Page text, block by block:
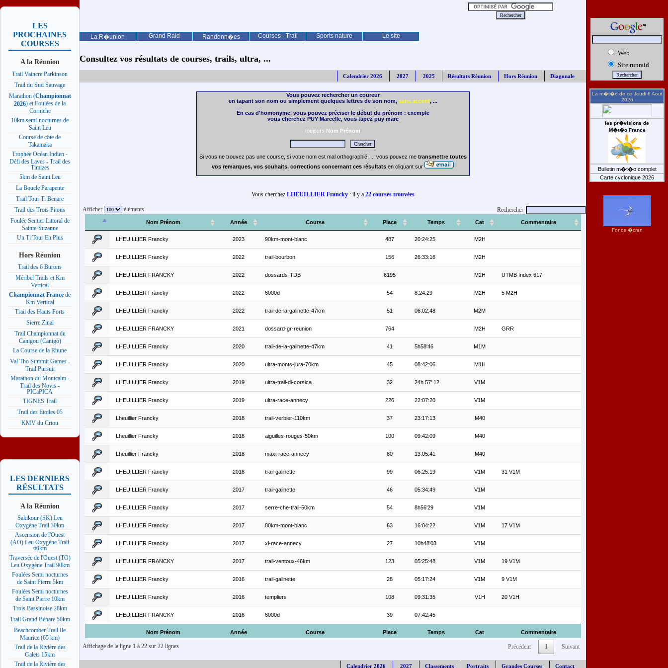
La R�union Grand Raid Randonn�es Courses - Trail Sports nature Le site
LES
PROCHAINES
COURSES
A la Réunion
Trail Vaincre Parkinson
Trail du Sud Sauvage
Marathon (Championnat
2026) et Foulées de la
Corniche
10km semi-nocturnes de
Saint Leu
Course de côte de
Takamaka
Trophée Océan Indien -
Défi des Laves - Trail des
Timizes
5km de Saint Leu
La Boucle Parapente
Trail Tour Ti Benare
Trail des Trois Pitons
Foulée Sentier Littoral de
Sainte-Suzanne
Un Ti Tour En Plus
Hors Réunion
Trail des 6 Burons
Méribel Trails et Km
Vertical
Championnat France de
Km Vertical
Trail des Hauts Forts
Sierre Zinal
Trail Championnat du
Canigou (Canigó)
La Course de la Rhune
Val Tho Summit Games -
Trail Pursuit
Marathon du Montcalm -
Trail des Novis -
PICaPICA
TIGNES Trail
Trail des Etoiles 05
KMV du Criou
LES DERNIERS
RÉSULTATS
A la Réunion
Sakikour (SK) Leu
Oxygène Trail 30km
Ascension de l'Ouest
(AO) Leu Oxygène Trail
60km
Traversée de l'Ouest (TO)
Leu Oxygène Trail 90km
Foulées Semi nocturnes
de Saint Pierre 5km
Foulées Semi nocturnes
de Saint Pierre 10km
Trois Bassinoise 28km
Trail Grand Bénare 50km
Beachcomber Trail Ile
Maurice (65 km)
Trail de la Rivière des
Galets 15km
Trail de la Rivière des
Consultez vos résultats de courses, trails, ultra, ...
Calendrier 2026 2027 2025 Résultats Réunion Hors Réunion Diagonale
Vous pouvez rechercher un coureur
en tapant son nom ou simplement quelques lettres de son nom, sans accent, ...
En cas d'homonyme, vous pouvez préciser le début du prénom : exemple
vous cherchez PUY Marcelle, vous tapez puy marc
toujours Nom Prénom
Si vous ne trouvez pas une course, si votre nom est mal orthographié, ... vous pouvez me transmettre toutes
vos remarques, vos souhaits, corrections concernant ces résultats en cliquant sur
Vous cherchez LHEUILLIER Francky: il y a 22 courses trouvées
Afficher éléments Rechercher
Nom Prénom Année Course Place Temps Cat Commentaire
Nom Prénom Année Course Place Temps Cat Commentaire
LHEUILLIER Francky 2023 90km-mont-blanc 487 20:24:25 M2H
LHEUILLIER Francky 2022 trail-bourbon 156 26:33:16 M2H
LHEUILLIER FRANCKY 2022 dossards-TDB 6195 M2H UTMB Index 617
LHEUILLIER Francky 2022 6000d 54 8:24:29 M2H 5 M2H
LHEUILLIER Francky 2022 trail-de-la-galinette-47km 51 06:02:48 M2M
LHEUILLIER FRANCKY 2021 dossard-gr-reunion 764 M2H GRR
LHEUILLIER Francky 2020 trail-de-la-galinette-47km 41 5h58'46 M1M
LHEUILLIER Francky 2020 ultra-monts-jura-70km 45 08:42:06 M1H
LHEUILLIER Francky 2019 ultra-trail-di-corsica 32 24h 57' 12 V1M
LHEUILLIER Francky 2019 ultra-race-annecy 226 22:07:20 V1M
Lheuillier Francky 2018 trail-verbier-110km 37 23:17:13 M40
Lheuillier Francky 2018 aiguilles-rouges-50km 100 09:42:09 M40
Lheuillier Francky 2018 maxi-race-annecy 80 13:05:41 M40
LHEUILLIER Francky 2018 trail-galinette 99 06:25:19 V1M 31 V1M
LHEUILLIER Francky 2017 trail-galinette 46 05:34:49 V1M
LHEUILLIER Francky 2017 serre-che-trail-50km 54 8h56'29 V1M
LHEUILLIER Francky 2017 80km-mont-blanc 63 16:04:22 V1M 17 V1M
LHEUILLIER Francky 2017 xl-race-annecy 27 10h48'03 V1M
LHEUILLIER FRANCKY 2017 trail-ventoux-46km 123 05:25:48 V1M 19 V1M
LHEUILLIER Francky 2016 trail-galinette 28 05:17:24 V1M 9 V1M
LHEUILLIER Francky 2016 templiers 108 09:31:35 V1H 20 V1H
LHEUILLIER FRANCKY 2016 6000d 39 07:42:45
Affichage de la ligne 1 à 22 sur 22 lignes Précédent 1 Suivant
Calendrier 2026 2027 Classements Portraits Grandes Courses Contact
Web
Site runraid
La m�t�o de ce Jeudi 6 Aout
2026
les pr�visions de
M�t�o France
Bulletin m�t�o complet
Carte cyclonique 2026
Fonds �cran